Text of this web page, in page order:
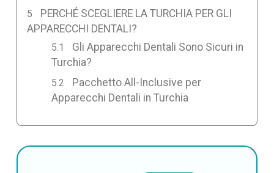
PERCHÉ SCEGLIERE LA TURCHIA PER GLI
APPARECCHI DENTALI?
Gli Apparecchi Dentali Sono Sicuri in
Turchia?
Pacchetto All-Inclusive per
Apparecchi Dentali in Turchia